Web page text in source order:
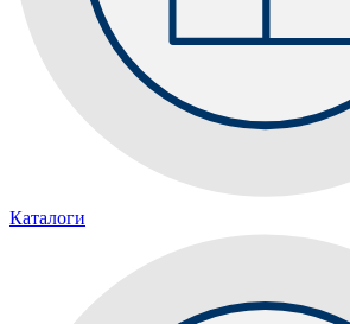
Каталоги